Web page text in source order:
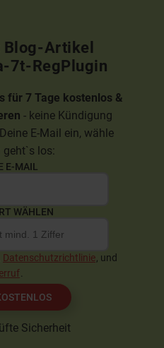
Artikel
7t-RegPlugin
für 7 Tage kostenlos &
- keine Kündigung
E-Mail ein, wähle
los:
E-MAIL
WÄHLEN
Datenschutzrichtlinie , und
Sicherheit